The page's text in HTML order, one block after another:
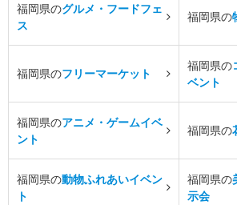
福岡県のグルメ・フードフェ
ス
福岡県の
福岡県のフリーマーケット
福岡県の
ベント
福岡県のアニメ・ゲームイベ
ント
福岡県の
福岡県の動物ふれあいイベン
ト
福岡県の
示会